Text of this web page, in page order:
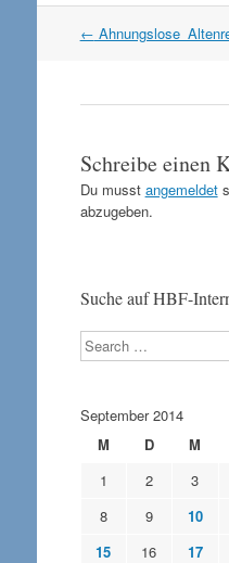
Artikel
←
Schreibe einen
Du musst angemeldet
abzugeben.
Suche auf HBF-
Search
September 2014
M
D M
1
2 3
8
9 10
15
16 17